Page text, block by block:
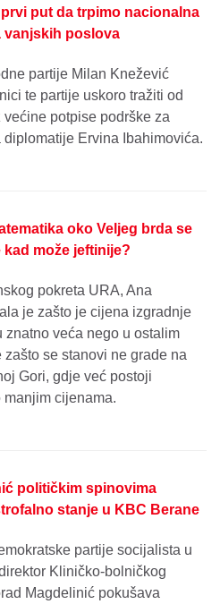
put da trpimo nacionalna
vanjskih poslova
partije Milan Knežević
te partije uskoro tražiti od
potpise podrške za
Ervina Ibahimovića.
oko Veljeg brda se
može jeftinije?
pokreta URA, Ana
je zašto je cijena izgradnje
znatno veća nego u ostalim
se stanovi ne grade na
Gori, gdje već postoji
manjim cijenama.
političkim spinovima
stanje u KBC Berane
partije socijalista u
Kliničko-bolničkog
Magdelinić pokušava